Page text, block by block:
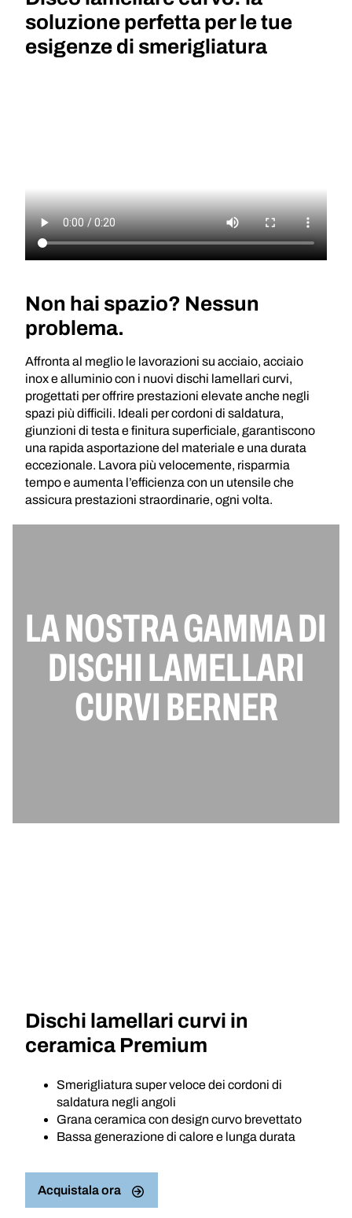
soluzione perfetta per le tue
esigenze di smerigliatura
Non hai spazio? Nessun
problema.
Affronta al meglio le lavorazioni su acciaio, acciaio
inox e alluminio con i nuovi dischi lamellari curvi,
progettati per offrire prestazioni elevate anche negli
spazi più difficili. Ideali per cordoni di saldatura,
giunzioni di testa e finitura superficiale, garantiscono
una rapida asportazione del materiale e una durata
eccezionale. Lavora più velocemente, risparmia
tempo e aumenta l’efficienza con un utensile che
assicura prestazioni straordinarie, ogni volta.
LA NOSTRA GAMMA DI
DISCHI LAMELLARI
CURVI BERNER
Dischi lamellari curvi in
ceramica Premium
Smerigliatura super veloce dei cordoni di
saldatura negli angoli
Grana ceramica con design curvo brevettato
Bassa generazione di calore e lunga durata
Acquistala ora